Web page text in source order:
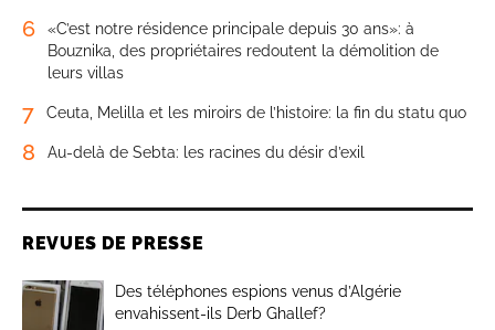
6
«C’est notre résidence principale depuis 30 ans»: à
Bouznika, des propriétaires redoutent la démolition de
leurs villas
7 Ceuta, Melilla et les miroirs de l’histoire: la fin du statu quo
8 Au-delà de Sebta: les racines du désir d’exil
REVUES DE PRESSE
Des téléphones espions venus d’Algérie
envahissent-ils Derb Ghallef?